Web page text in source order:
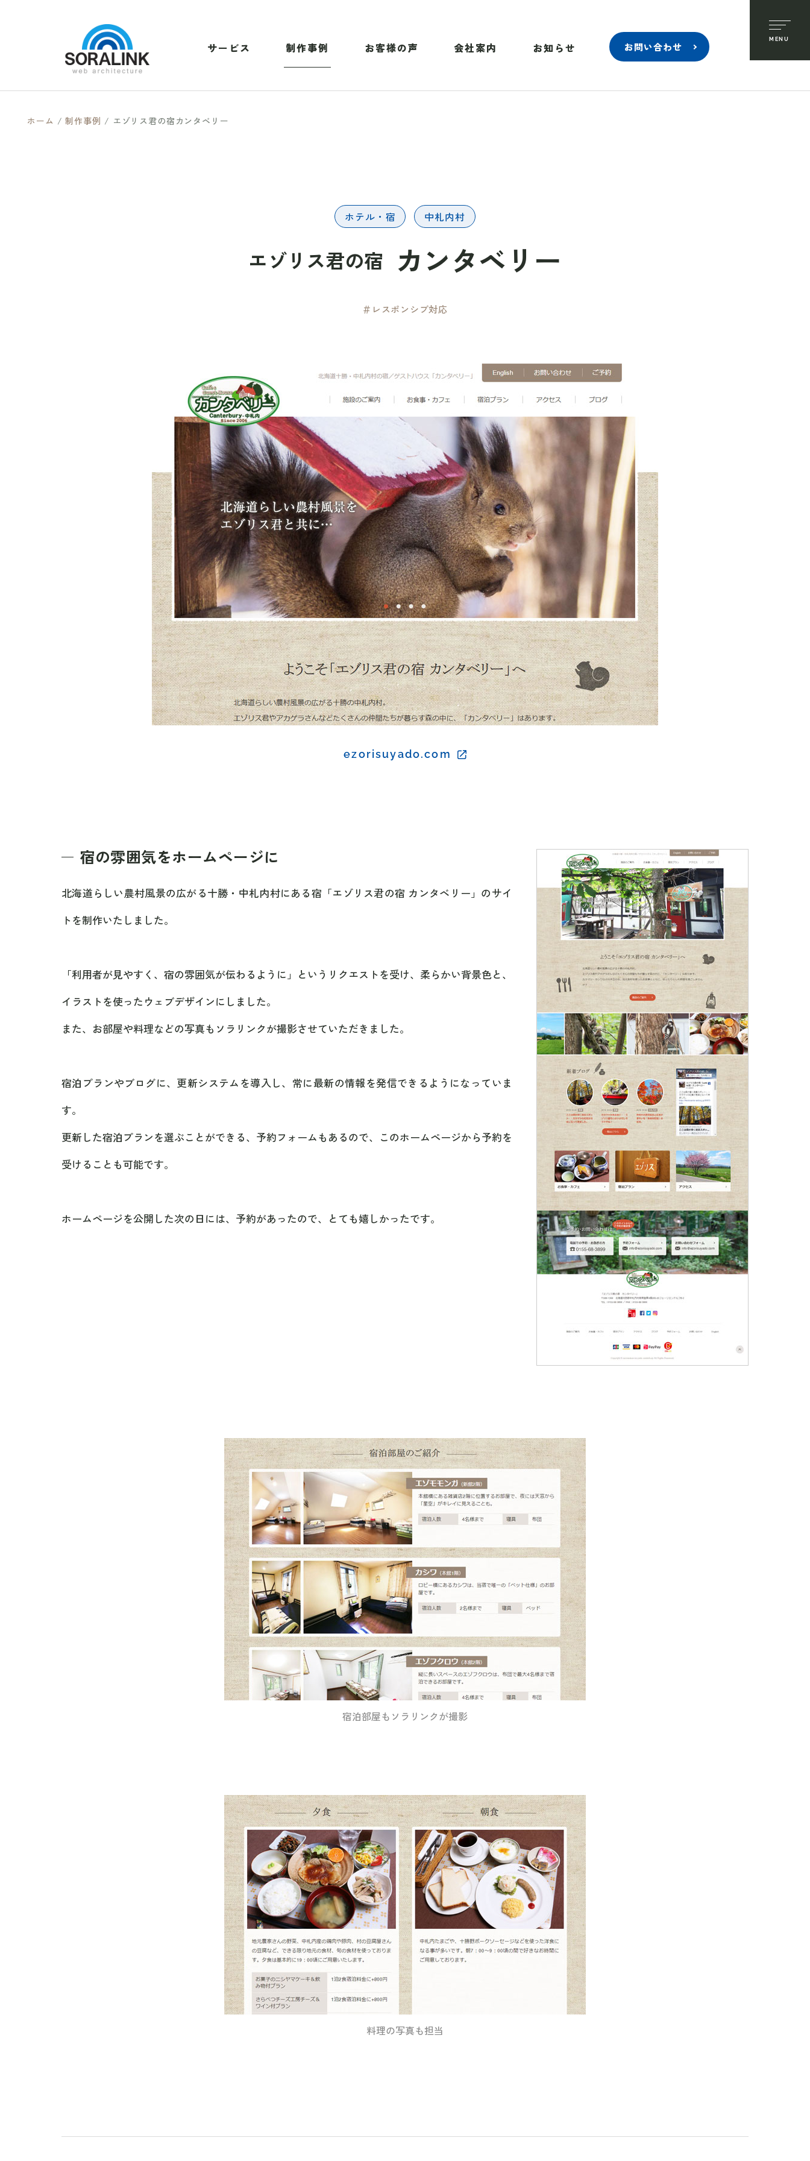
サービス 制作事例 お客様の声 会社案内 お知らせ お問い合わせ
ホーム / 制作事例 / エゾリス君の宿カンタベリー
ホテル・宿 中札内村
エゾリス君の宿 カンタベリー
＃レスポンシブ対応
ezorisuyado.com
宿の雰囲気をホームページに
北海道らしい農村風景の広がる十勝・中札内村にある宿「エゾリス君の宿 カンタベリー」のサイ
トを制作いたしました。
「利用者が見やすく、宿の雰囲気が伝わるように」というリクエストを受け、柔らかい背景色と、
イラストを使ったウェブデザインにしました。
また、お部屋や料理などの写真もソラリンクが撮影させていただきました。
宿泊プランやブログに、更新システムを導入し、常に最新の情報を発信できるようになっていま
す。
更新した宿泊プランを選ぶことができる、予約フォームもあるので、このホームページから予約を
受けることも可能です。
ホームページを公開した次の日には、予約があったので、とても嬉しかったです。
宿泊部屋もソラリンクが撮影
料理の写真も担当